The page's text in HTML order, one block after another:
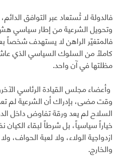
فالدولة لا تُستعاد عبر التوافق
وتحويل الشرعية من إطار سياسي
فالمتغيّر الراهن لا يستهدف شخصاً
كاملاً من السلوك السياسي الذي
مظلتها في آن واحد.
وأعضاء مجلس القيادة الرئاسي
وقت مضى، بإدراك أن الشرعية لم
السلاح لم يعد ورقة تفاوض داخل
خياراً سياسياً، بل شرطاً لبقاء
ازدواجية الولاء، ولا لعبة الحواف،
والخارج.